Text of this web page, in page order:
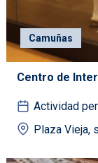
Camuñas
Centro de
Actividad
Plaza Vieja,